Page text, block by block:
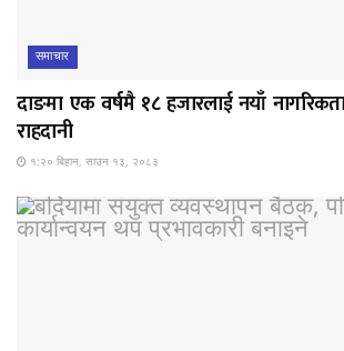
समाचार
दाङमा एक वर्षमै १८ हजारलाई नयाँ
राहदानी
१:२० बिहान, साउन १३, २०८३